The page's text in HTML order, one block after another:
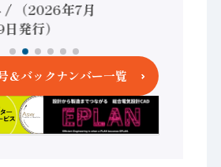
/ （2026年7月
発行）
＆バックナンバー一覧